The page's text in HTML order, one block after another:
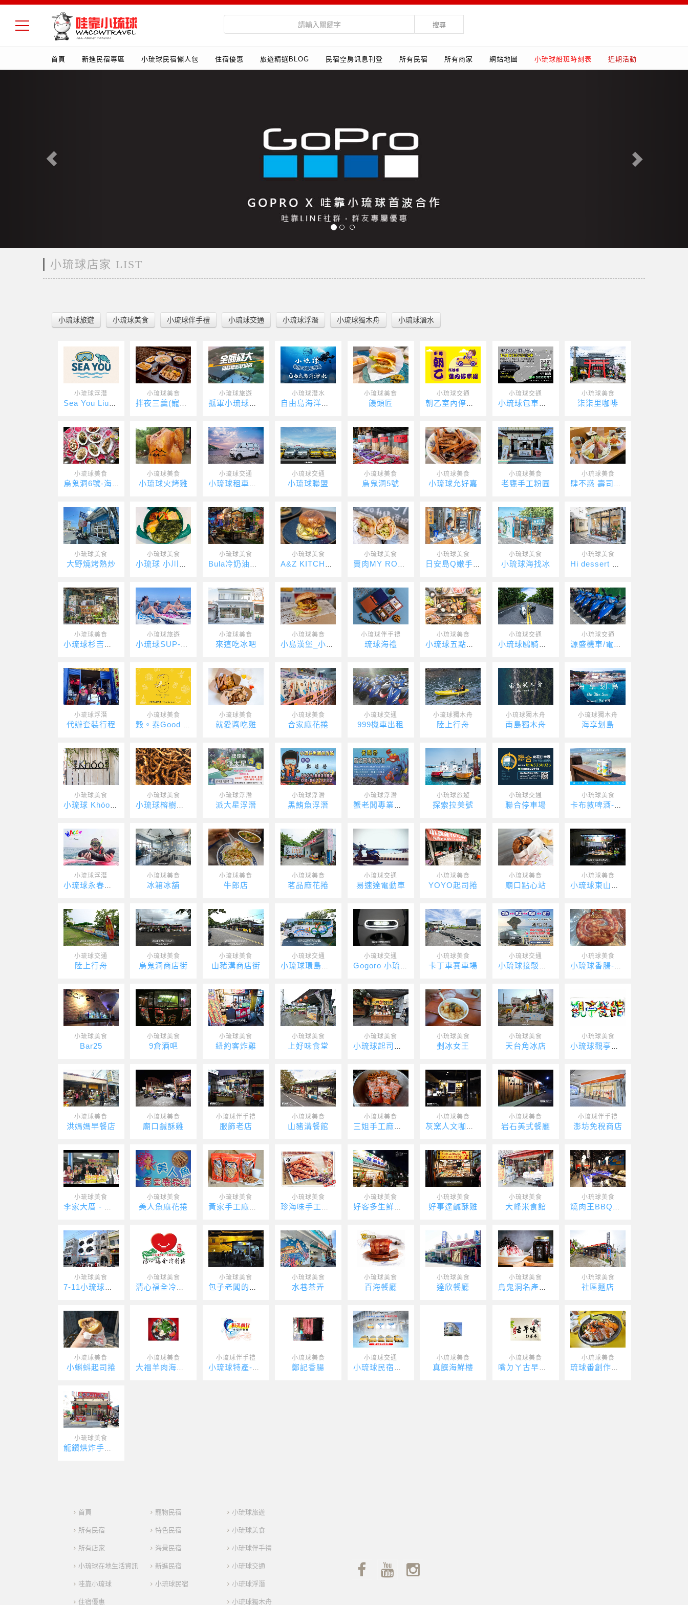
搜尋
首頁 新進民宿專區 小琉球民宿懶人包 住宿優惠 旅遊精選BLOG 民宿空房訊息刊登 所有民宿 所有商家 網站地圖 小琉球船班時刻表 近期活動
小琉球店家 LIST
小琉球旅遊 小琉球美食 小琉球伴手禮 小琉球交通 小琉球浮潛 小琉球獨木舟 小琉球潛水
小琉球浮潛
Sea You Liuqiu 水上活動
小琉球美食
拌夜三羹(寵物友善)
小琉球旅遊
孤軍小琉球戰場
小琉球潛水
自由島海洋潛水
小琉球美食
饅頭匠
小琉球交通
朝乙室內停車場
小琉球交通
小琉球包車服務阿忠包車
小琉球美食
柒柒里咖啡
小琉球美食
烏鬼洞6號-海濤客
小琉球美食
小琉球火烤雞
小琉球交通
小琉球租車推薦-速達海灣
小琉球交通
小琉球聯盟
小琉球美食
烏鬼洞5號
小琉球美食
小琉球允好嘉
小琉球美食
老甕手工粉圓
小琉球美食
肆不惑 壽司．丼
小琉球美食
大野燒烤熱炒
小琉球美食
小琉球 小川壽司 海龜便當
小琉球美食
Bula冷奶油咖椰吐司
小琉球美食
A&Z KITCHEN
小琉球美食
賣肉MY ROLL捲餅店
小琉球美食
日安島Q嫩手作仙草
小琉球美食
小琉球海找冰
小琉球美食
Hi dessert 蛋糕甜點專賣店
小琉球美食
小琉球杉吉商行
小琉球旅遊
小琉球SUP-緣海SUP
小琉球美食
來這吃冰吧
小琉球美食
小島漢堡_小琉球漢堡_小琉球美式漢堡_Xiaoliuqiu Am
小琉球伴手禮
琉球海禮
小琉球美食
小琉球五點燒烤
小琉球交通
小琉球鷗騎娜娃電動車
小琉球交通
源盛機車/電動車出租
小琉球浮潛
代辦套裝行程
小琉球美食
穀。泰Good Thai
小琉球美食
就愛醬吃雞
小琉球美食
合家麻花捲
小琉球交通
999機車出租
小琉球獨木舟
陸上行舟
小琉球獨木舟
南島獨木舟
小琉球獨木舟
海享划島
小琉球美食
小琉球 Khóo 果子菓子
小琉球美食
小琉球榕樹下麻花捲
小琉球浮潛
派大星浮潛
小琉球浮潛
黑鮪魚浮潛
小琉球浮潛
蟹老闆專業浮潛
小琉球旅遊
探索拉美號
小琉球交通
聯合停車場
小琉球美食
卡布敦啤酒-Captain
小琉球浮潛
小琉球永春浮潛
小琉球美食
冰箱冰舖
小琉球美食
牛郎店
小琉球美食
茗品麻花捲
小琉球交通
易速達電動車
小琉球美食
YOYO起司捲
小琉球美食
廟口點心站
小琉球美食
小琉球東山鴨頭
小琉球交通
陸上行舟
小琉球美食
烏鬼洞商店街
小琉球美食
山豬溝商店街
小琉球交通
小琉球環島接駁車
小琉球交通
Gogoro 小琉球（尚美租車）
小琉球美食
卡丁車賽車場
小琉球交通
小琉球接駁車-吉品瘋台灣
小琉球美食
小琉球香腸-李二代
小琉球美食
Bar25
小琉球美食
9倉酒吧
小琉球美食
紐約客炸雞
小琉球美食
上好味食堂
小琉球美食
小琉球起司捲餅
小琉球美食
剉冰女王
小琉球美食
天台角冰店
小琉球美食
小琉球觀亭餐館
小琉球美食
洪媽媽早餐店
小琉球美食
廟口鹹酥雞
小琉球伴手禮
服飾老店
小琉球美食
山豬溝餐館
小琉球美食
三姐手工麻花捲
小琉球美食
灰窯人文咖啡館
小琉球美食
岩石美式餐廳
小琉球伴手禮
澎坊免稅商店
小琉球美食
李家大厝 - 一琉麻花捲
小琉球美食
美人魚麻花捲
小琉球美食
黃家手工麻花捲
小琉球美食
珍海味手工麻花捲
小琉球美食
好客多生鮮超市
小琉球美食
好事達鹹酥雞
小琉球美食
大峰米食館
小琉球美食
燒肉王BBQ吃到飽
小琉球美食
7-11小琉球中正店
小琉球美食
清心福全冷飲/琉球店
小琉球美食
包子老闆的爆漿饅頭
小琉球美食
水巷茶弄
小琉球美食
百海餐廳
小琉球美食
達欣餐廳
小琉球美食
烏鬼洞名產中心
小琉球美食
社區麵店
小琉球美食
小蝌蚪起司捲
小琉球美食
大福羊肉海鮮店
小琉球伴手禮
小琉球特產-和美商行
小琉球美食
鄭記香腸
小琉球交通
小琉球民宿接駁車-東琉計程車
小琉球美食
真饌海鮮樓
小琉球美食
嘴ㄉㄚ古早味紅茶冰
小琉球美食
琉球番創作壽司
小琉球美食
龍鑽烘炸手工麻花捲
首頁
所有民宿
所有店家
小琉球在地生活資訊
哇靠小琉球
住宿優惠
寵物民宿
特色民宿
海景民宿
新進民宿
小琉球民宿
小琉球旅遊
小琉球美食
小琉球伴手禮
小琉球交通
小琉球浮潛
小琉球獨木舟